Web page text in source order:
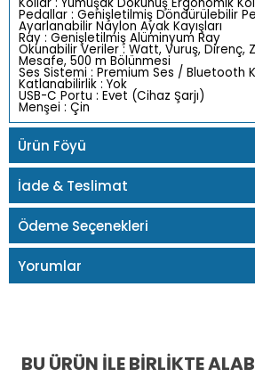
Pedallar : Genişletilmiş Döndürülebilir
Ayarlanabilir Naylon Ayak Kayışları
Ray : Genişletilmiş Alüminyum Ray
Okunabilir Veriler : Watt, Vuruş, Direnç,
Mesafe, 500 m Bölünmesi
Ses Sistemi : Premium Ses / Bluetooth
Katlanabilirlik : Yok
USB-C Portu : Evet (Cihaz Şarjı)
Menşei : Çin
Ürün Föyü
İade & Teslimat
Ödeme Seçenekleri
Yorumlar
BU ÜRÜN İLE BIRLIKTE